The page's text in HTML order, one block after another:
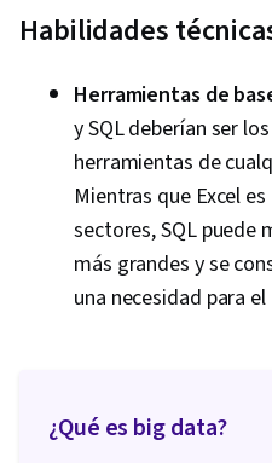
Habilidades
Herramientas de
y SQL deberían ser
herramientas de
Mientras que Excel
sectores, SQL puede
más grandes y se
una necesidad para
¿Qué es big data?